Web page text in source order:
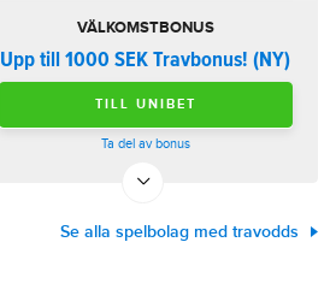
VÄLKOMSTBONUS
Upp till 1000 SEK Travbonus! (NY)
TILL UNIBET
Ta del av bonus
Se alla spelbolag med travodds